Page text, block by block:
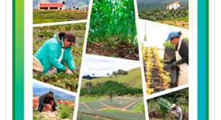
libro metodológico titulado Análisis de la
distribución de la propiedad rural en Colombia:
metodología y resultados 2014, al cual le
siguieron los análisis de las vigencias 2015 a